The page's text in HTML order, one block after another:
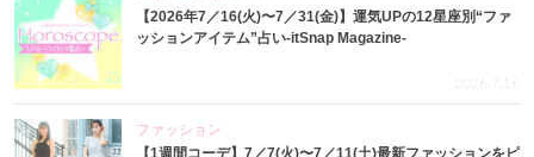
【2026年7／16(火)〜7／31(金)】運気UPの12星座別“ファ
ッションアイテム”占い-itSnap Magazine-
2026.7.16
ファッション
【1週間コーデ】7／7(火)〜7／11(土)最新ファッションをピ